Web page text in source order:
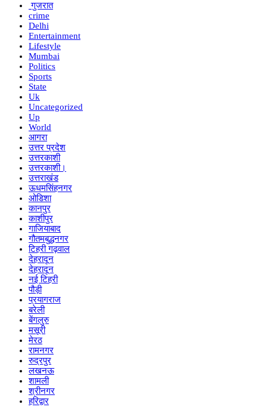
गुजरात
crime
Delhi
Entertainment
Lifestyle
Mumbai
Politics
Sports
State
Uk
Uncategorized
Up
World
आगरा
उत्तर प्रदेश
उत्तरकाशी
उत्तरकाशी।
उत्तराखंड
ऊधमसिंहनगर
ओडिशा
कानपुर
काशीपुर
गाजियाबाद
गौतमबुद्धनगर
टिहरी गढ़वाल
देहरादून
देहरादून
नई टिहरी
पौड़ी
प्रयागराज
बरेली
बेंगलुरु
मसूरी
मेरठ
रामनगर
रुद्रपुर
लखनऊ
शामली
श्रीनगर
हरिद्वार